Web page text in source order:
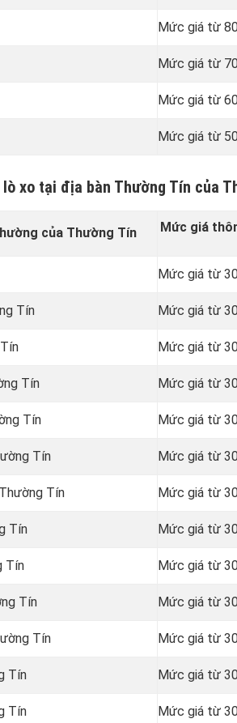
Mức giá từ
Mức giá từ
Mức giá từ
Mức giá từ
xo tại địa bàn Thường Tín của
của Thường Tín Mức giá
Mức giá từ
Tín Mức giá từ
Mức giá từ
Tín Mức giá từ
Tín Mức giá từ
Tín Mức giá từ
Tín Mức giá từ
Tín Mức giá từ
Tín Mức giá từ
Tín Mức giá từ
Tín Mức giá từ
Tín Mức giá từ
Tín Mức giá từ